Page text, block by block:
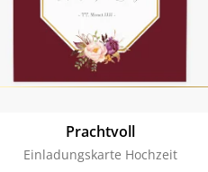
Prachtvoll
Einladungskarte Hochzeit